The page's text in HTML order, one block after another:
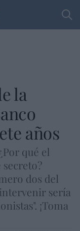
la
años
qué el
dos del
sería
¡Toma